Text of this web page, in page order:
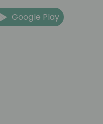
Google Play